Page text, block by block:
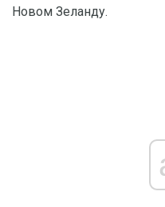
Новом Зеланду.